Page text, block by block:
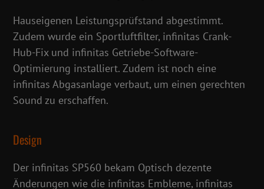
Hauseigenen Leistungsprüfstand abgestimmt.
Zudem wurde ein Sportluftfilter, infinitas Crank-
Hub-Fix und infinitas Getriebe-Software-
Optimierung installiert. Zudem ist noch eine
infinitas Abgasanlage verbaut, um einen gerechten
Sound zu erschaffen.
Design
Der infinitas SP560 bekam Optisch dezente
Änderungen wie die infinitas Embleme, infinitas